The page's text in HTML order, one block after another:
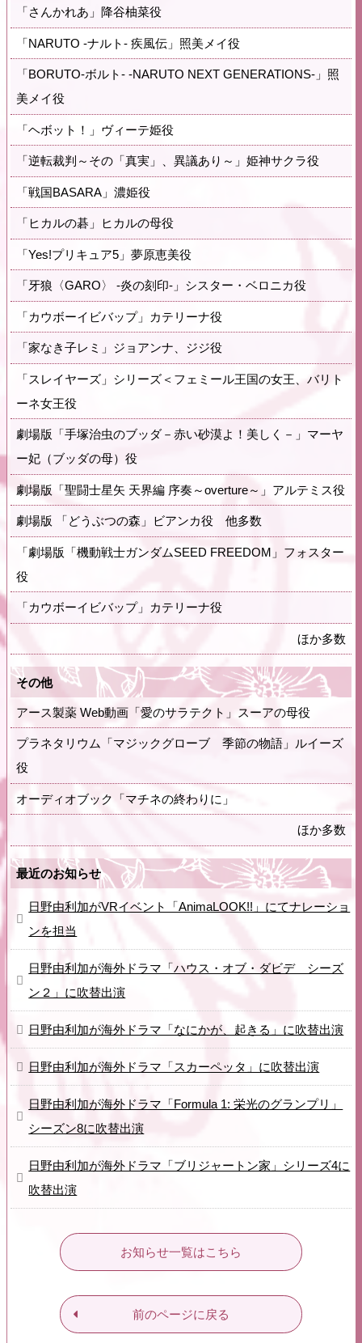
「さんかれあ」降谷柚菜役
「NARUTO -ナルト- 疾風伝」照美メイ役
「BORUTO-ボルト- -NARUTO NEXT GENERATIONS-」照
美メイ役
「ヘボット！」ヴィーテ姫役
「逆転裁判～その「真実」、異議あり～」姫神サクラ役
「戦国BASARA」濃姫役
「ヒカルの碁」ヒカルの母役
「Yes!プリキュア5」夢原恵美役
「牙狼〈GARO〉 -炎の刻印-」シスター・ベロニカ役
「カウボーイビバップ」カテリーナ役
「家なき子レミ」ジョアンナ、ジジ役
「スレイヤーズ」シリーズ＜フェミール王国の女王、バリト
ーネ女王役
劇場版「手塚治虫のブッダ－赤い砂漠よ！美しく－」マーヤ
ー妃（ブッダの母）役
劇場版「聖闘士星矢 天界編 序奏～overture～」アルテミス役
劇場版 「どうぶつの森」ビアンカ役 他多数
「劇場版「機動戦士ガンダムSEED FREEDOM」フォスター
役
「カウボーイビバップ」カテリーナ役
ほか多数
その他
アース製薬 Web動画「愛のサラテクト」スーアの母役
プラネタリウム「マジックグローブ 季節の物語」ルイーズ
役
オーディオブック「マチネの終わりに」
ほか多数
最近のお知らせ
日野由利加がVRイベント「AnimaLOOK!!」にてナレーショ
ンを担当
日野由利加が海外ドラマ「ハウス・オブ・ダビデ シーズ
ン２」に吹替出演
日野由利加が海外ドラマ「なにかが、起きる」に吹替出演
日野由利加が海外ドラマ「スカーペッタ」に吹替出演
日野由利加が海外ドラマ「Formula 1: 栄光のグランプリ」
シーズン8に吹替出演
日野由利加が海外ドラマ「ブリジャートン家」シリーズ4に
吹替出演
お知らせ一覧はこちら
前のページに戻る